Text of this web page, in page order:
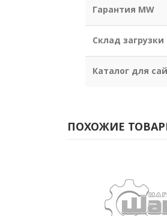
Гарантия MW
Склад загрузки
Каталог для
ПОХОЖИЕ